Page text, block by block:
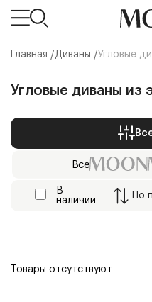
Главная /Диваны /Угловые
Угловые диваны из
Все
В
наличии
По
Товары отсутствуют